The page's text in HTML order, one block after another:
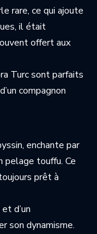
rare, ce qui ajoute
il était
offert aux
Turc sont parfaits
compagnon
enchante par
pelage touffu. Ce
prêt à
d’un
son dynamisme.